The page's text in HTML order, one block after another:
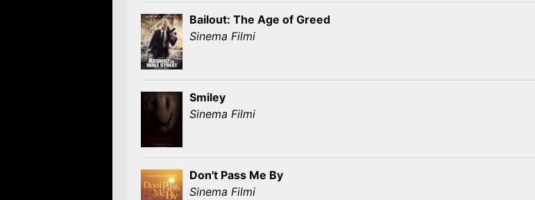
Bailout: The Age of Greed
Sinema Filmi
Smiley
Sinema Filmi
Don't Pass Me By
Sinema Filmi